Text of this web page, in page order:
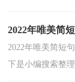
2022年唯美简
2022年唯美简短
下是小编搜索整